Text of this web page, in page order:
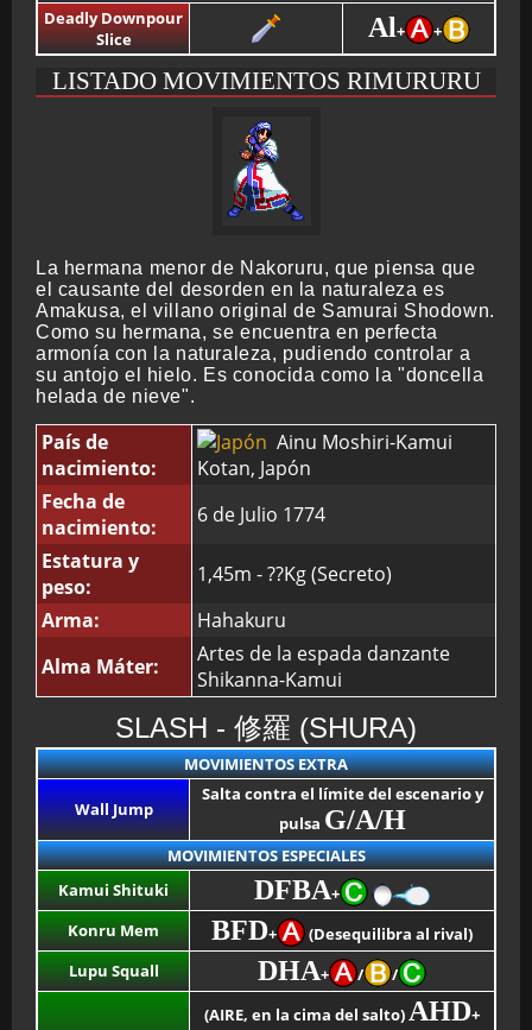
Deadly Downpour
Slice
Al+ +
LISTADO MOVIMIENTOS RIMURURU
La hermana menor de Nakoruru, que piensa que
el causante del desorden en la naturaleza es
Amakusa, el villano original de Samurai Shodown.
Como su hermana, se encuentra en perfecta
armonía con la naturaleza, pudiendo controlar a
su antojo el hielo. Es conocida como la "doncella
helada de nieve".
País de
nacimiento:
Ainu Moshiri-Kamui
Kotan, Japón
Fecha de
nacimiento:
6 de Julio 1774
Estatura y
peso:
1,45m - ??Kg (Secreto)
Arma:
Hahakuru
Alma Máter:
Artes de la espada danzante
Shikanna-Kamui
SLASH - 修羅 (SHURA)
MOVIMIENTOS EXTRA
Wall Jump
Salta contra el límite del escenario y
pulsa G/A/H
MOVIMIENTOS ESPECIALES
Kamui Shituki
DFBA+
Konru Mem
BFD+
(Desequilibra al rival)
Lupu Squall
DHA+ / /
(AIRE, en la cima del salto) AHD+